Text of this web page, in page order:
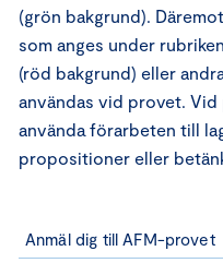
Anmäl dig till AFM-provet
(grön bakgrund).
som anges under
(röd bakgrund) eller
användas vid provet.
använda förarbeten till
propositioner eller